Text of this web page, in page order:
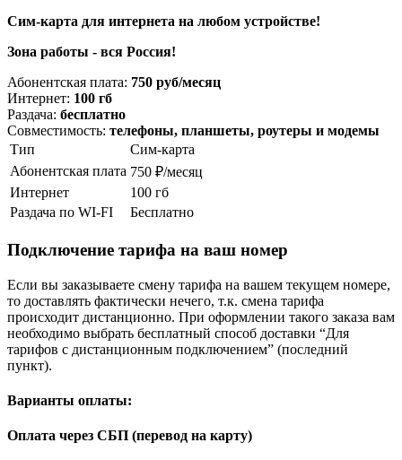
Сим-карта для интернета на любом устройстве!
Зона работы - вся Россия!
Абонентская плата: 750 руб/месяц
Интернет: 100 гб
Раздача: бесплатно
Совместимость: телефоны, планшеты, роутеры и модемы
Тип
Сим-карта
Абонентская плата 750 ₽/месяц
Интернет
100 гб
Раздача по WI-FI
Бесплатно
Подключение тарифа на ваш номер
Если вы заказываете смену тарифа на вашем текущем номере,
то доставлять фактически нечего, т.к. смена тарифа
происходит дистанционно. При оформлении такого заказа вам
необходимо выбрать бесплатный способ доставки “Для
тарифов с дистанционным подключением” (последний
пункт).
Варианты оплаты:
Оплата через СБП (перевод на карту)